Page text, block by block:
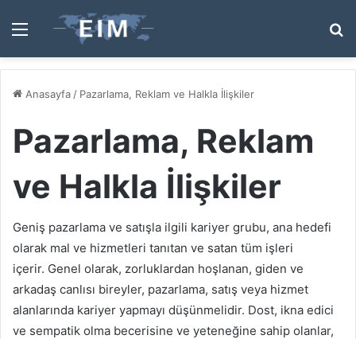
Menü
...
Anasayfa / Pazarlama, Reklam ve Halkla İlişkiler
Pazarlama, Reklam
ve Halkla İlişkiler
Geniş pazarlama ve satışla ilgili kariyer grubu, ana hedefi
olarak mal ve hizmetleri tanıtan ve satan tüm işleri
içerir. Genel olarak, zorluklardan hoşlanan, giden ve
arkadaş canlısı bireyler, pazarlama, satış veya hizmet
alanlarında kariyer yapmayı düşünmelidir. Dost, ikna edici
ve sempatik olma becerisine ve yeteneğine sahip olanlar,